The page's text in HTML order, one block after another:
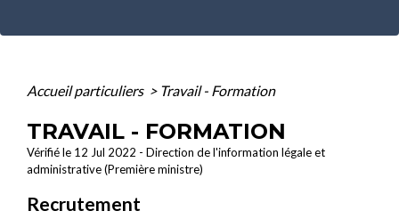
Accueil particuliers > Travail - Formation
TRAVAIL - FORMATION
Vérifié le 12 Jul 2022 - Direction de l'information légale et
administrative (Première ministre)
Recrutement